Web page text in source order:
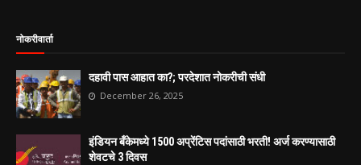
नोकरीवार्ता
दहावी पास आहात का?; परदेशात नोकरीची संधी
December 26, 2025
इंडियन बँकेमध्ये 1500 अप्रेंटिस पदांसाठी भरती! अर्ज करण्यासाठी
शेवटचे 3 दिवस